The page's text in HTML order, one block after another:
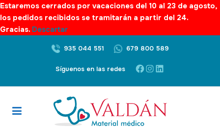
Estaremos cerrados por vacaciones del 10 al 23 de agosto,
los pedidos recibidos se tramitarán a partir del 24.
Gracias. Descartar
935 044 551 679 800 589
Síguenos en las redes Facebook
Instagram
LinkedIn